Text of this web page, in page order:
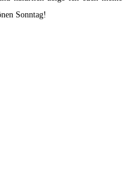
Sonntag!